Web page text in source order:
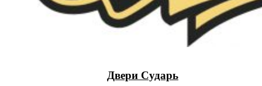
Двери Сударь